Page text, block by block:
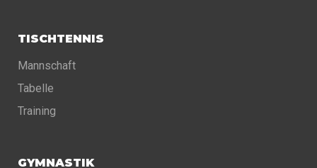
TISCHTENNIS
Mannschaft
Tabelle
Training
GYMNASTIK